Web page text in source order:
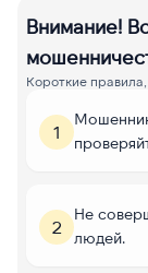
Внимание!
Короткие
1
2
Не
людей.